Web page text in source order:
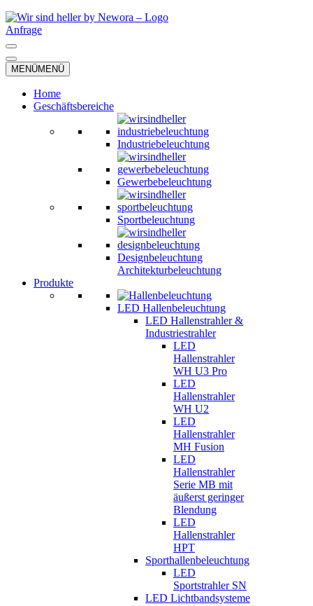
Anfrage
Navigationsmenü
Navigationsmenü
MENÜMENÜ
Home
Geschäftsbereiche
Industriebeleuchtung
Gewerbebeleuchtung
Sportbeleuchtung
Designbeleuchtung
Architekturbeleuchtung
Produkte
LED Hallenbeleuchtung
LED Hallenstrahler &
Industriestrahler
LED
Hallenstrahler
WH U3 Pro
LED
Hallenstrahler
WH U2
LED
Hallenstrahler
MH Fusion
LED
Hallenstrahler
Serie MB mit
äußerst geringer
Blendung
LED
Hallenstrahler
HPT
Sporthallenbeleuchtung
LED
Sportstrahler SN
LED Lichtbandsysteme